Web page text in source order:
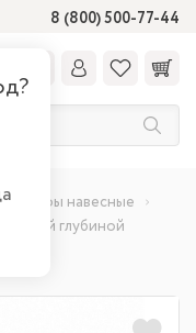
8 (800) 500-77-44
Шкафы навесные
глубиной